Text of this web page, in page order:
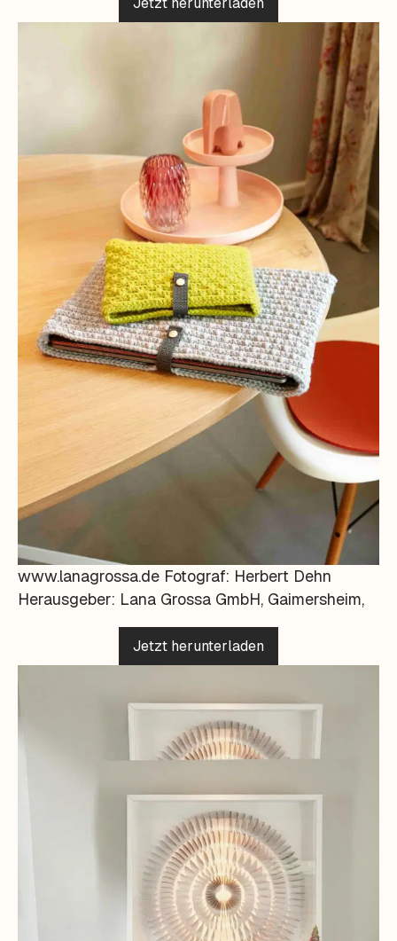
www.lanagrossa.de Fotograf: Herbert Dehn
Herausgeber: Lana Grossa GmbH, Gaimersheim,
Jetzt herunterladen